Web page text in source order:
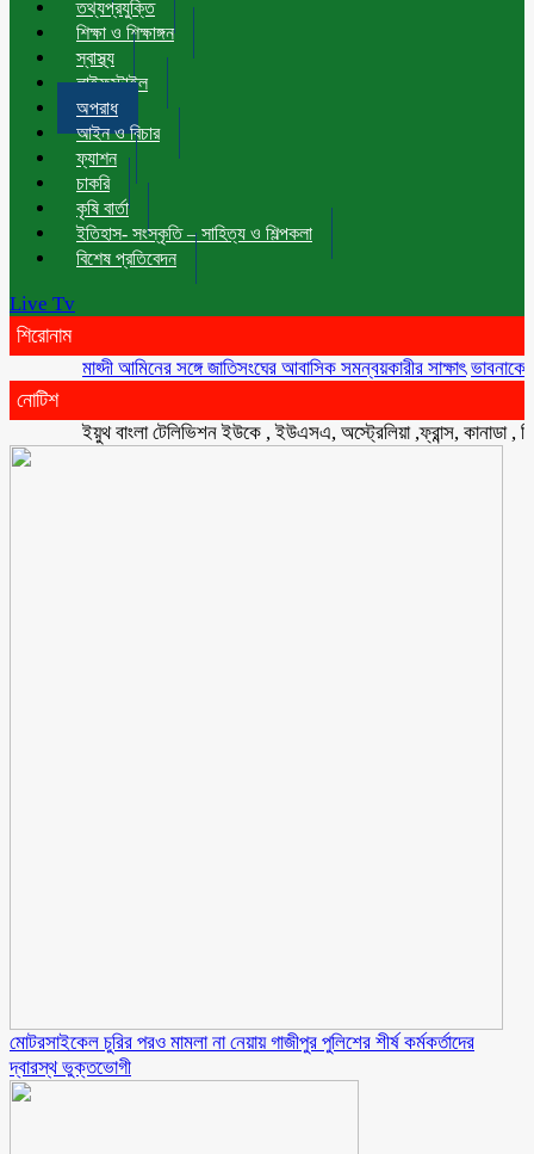
তথ্যপ্রযুক্তি
শিক্ষা ও শিক্ষাঙ্গন
স্বাস্থ্য
লাইফস্টাইল
অপরাধ
আইন ও বিচার
ফ্যাশন
চাকরি
কৃষি বার্তা
ইতিহাস- সংস্কৃতি – সাহিত্য ও শিল্পকলা
বিশেষ প্রতিবেদন
Live Tv
শিরোনাম
মাহ্দী আমিনের সঙ্গে জাতিসংঘের আবাসিক সমন্বয়কারীর সাক্ষাৎ ভাবনাকে ‘বিরল
নোটিশ
ইয়ুথ বাংলা টেলিভিশন ইউকে , ইউএসএ, অস্ট্রেলিয়া ,ফ্রান্স, কানাডা ,
মোটরসাইকেল চুরির পরও মামলা না নেয়ায় গাজীপুর পুলিশের শীর্ষ কর্মকর্তাদের
দ্বারস্থ ভুক্তভোগী